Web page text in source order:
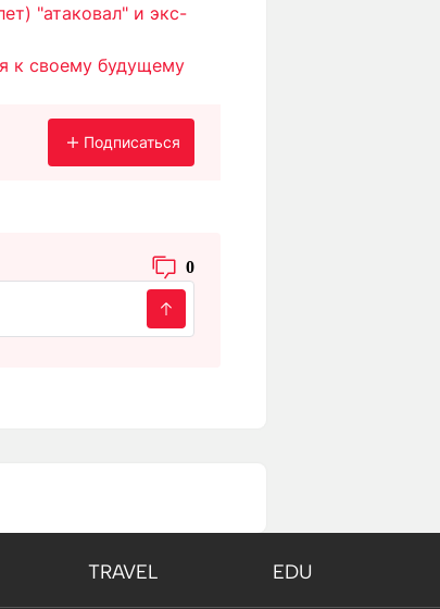
"атаковал" и экс-
к своему будущему
Подписаться
0
TRAVEL EDU